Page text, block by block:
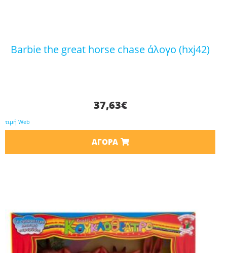
barbie the great horse chase άλογο (hxj42)
37,63€
τιμή Web
ΑΓΟΡΆ